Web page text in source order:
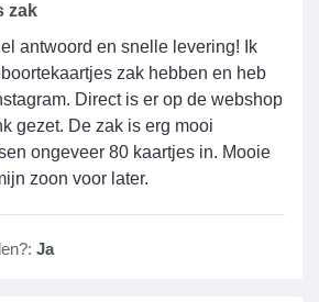
zak
antwoord en snelle levering! Ik
zak hebben en heb
Direct is er op de webshop
gezet. De zak is erg mooi
ongeveer 80 kaartjes in. Mooie
zoon voor later.
Ja